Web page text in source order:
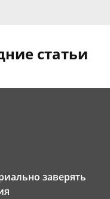
статьи
заверять